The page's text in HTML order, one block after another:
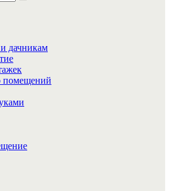
Поиск
дачникам
помещений